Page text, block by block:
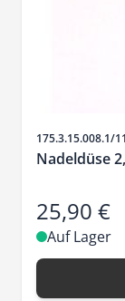
Artikelnr.
175.3.15.008.1/11
Nadeldüse
25,90 €
Auf Lager